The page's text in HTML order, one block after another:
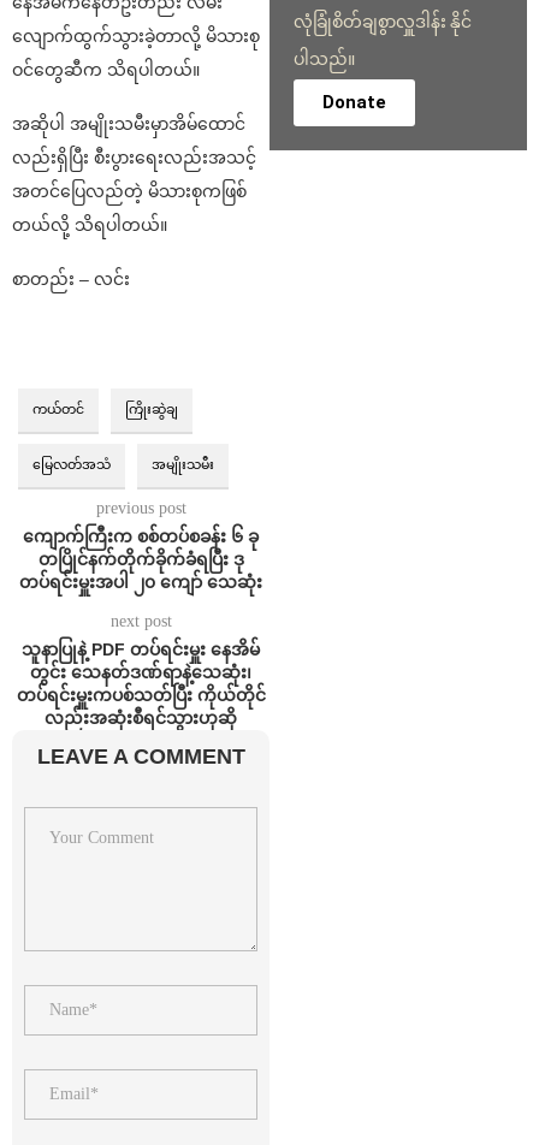
လျောက်ထွက်သွားခဲ့တာလို့ မိသားစု
ဝင်တွေဆီက သိရပါတယ်။
အဆိုပါ အမျိုးသမီးမှာအိမ်ထောင်
လည်းရှိပြီး စီးပွားရေးလည်းအသင့်
အတင်ပြေလည်တဲ့ မိသားစုကဖြစ်
တယ်လို့ သိရပါတယ်။
စာတည်း – လင်း
ကယ်တင် ကြိုးဆွဲချ
မြေလတ်အသံ အမျိုးသမီး
previous post
ကျောက်ကြီးက စစ်တပ်စခန်း ၆ ခု
တပြိုင်နက်တိုက်ခိုက်ခံရပြီး ဒု
တပ်ရင်းမှူးအပါ ၂၀ ကျော် သေဆုံး
next post
သူနာပြုနဲ့ PDF တပ်ရင်းမှူး နေအိမ်
တွင်း သေနတ်ဒဏ်ရာနဲ့သေဆုံး၊
တပ်ရင်းမှူးကပစ်သတ်ပြီး ကိုယ်တိုင်
လည်းအဆုံးစီရင်သွားဟုဆို
LEAVE A COMMENT
လုံခြုံစိတ်ချစွာလှူဒါန်း နိုင်
ပါသည်။
Donate